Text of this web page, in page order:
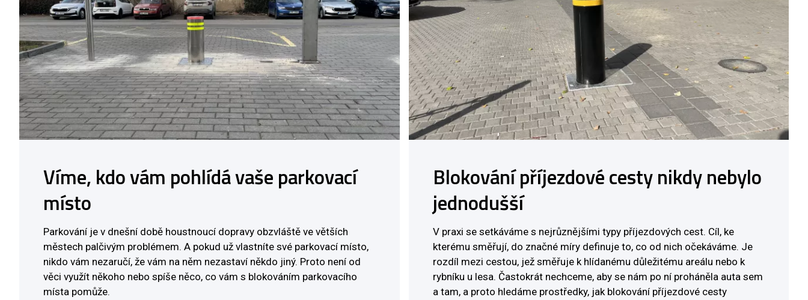
Víme, kdo vám pohlídá vaše parkovací
místo
Parkování je v dnešní době houstnoucí dopravy obzvláště ve větších
městech palčivým problémem. A pokud už vlastníte své parkovací místo,
nikdo vám nezaručí, že vám na něm nezastaví někdo jiný. Proto není od
věci využít někoho nebo spíše něco, co vám s blokováním parkovacího
místa pomůže.
Blokování příjezdové cesty nikdy nebylo
jednodušší
V praxi se setkáváme s nejrůznějšími typy příjezdových cest. Cíl, ke
kterému směřují, do značné míry definuje to, co od nich očekáváme. Je
rozdíl mezi cestou, jež směřuje k hlídanému důležitému areálu nebo k
rybníku u lesa. Častokrát nechceme, aby se nám po ní proháněla auta sem
a tam, a proto hledáme prostředky, jak blokování příjezdové cesty